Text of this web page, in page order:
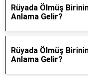
Rüyada Ölmüş
Anlama Gelir?
Rüyada Ölmüş
Anlama Gelir?